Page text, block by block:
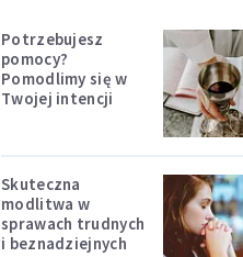
Potrzebujesz
pomocy?
Pomodlimy się w
Twojej intencji
Skuteczna
modlitwa w
sprawach trudnych
i beznadziejnych